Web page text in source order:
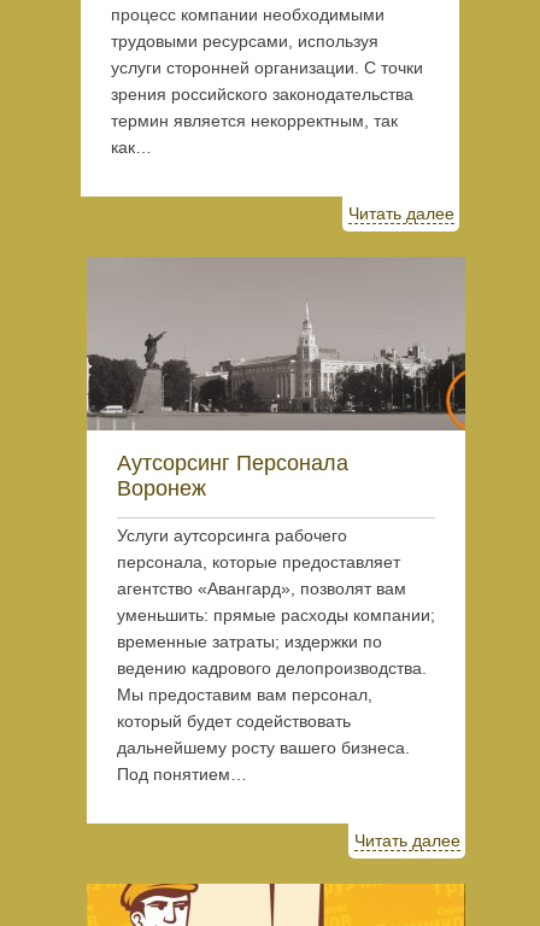
процесс компании необходимыми
трудовыми ресурсами, используя
услуги сторонней организации. С точки
зрения российского законодательства
термин является некорректным, так
как…
Читать далее
Аутсорсинг Персонала
Воронеж
Услуги аутсорсинга рабочего
персонала, которые предоставляет
агентство «Авангард», позволят вам
уменьшить: прямые расходы компании;
временные затраты; издержки по
ведению кадрового делопроизводства.
Мы предоставим вам персонал,
который будет содействовать
дальнейшему росту вашего бизнеса.
Под понятием…
Читать далее